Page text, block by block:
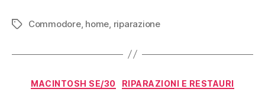
Tag Commodore, home riparazione
Categorie
MACINTOSH SE/30 RIPARAZIONI E RESTAURI